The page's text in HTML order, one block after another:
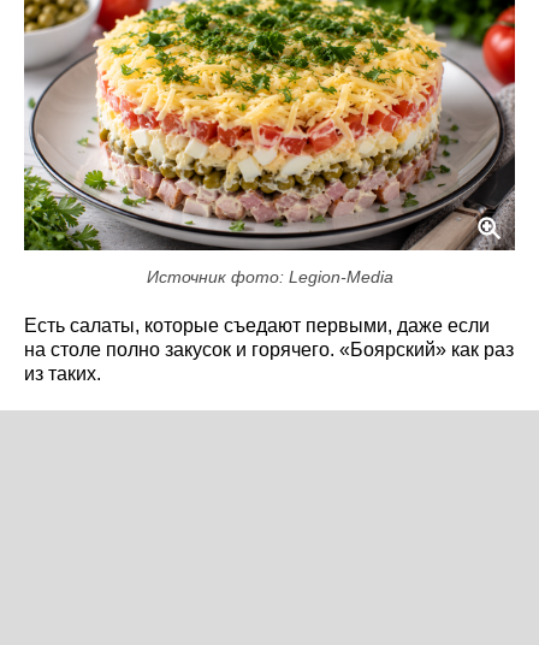
Источник фото: Legion-Media
Есть салаты, которые съедают первыми, даже если
на столе полно закусок и горячего. «Боярский» как раз
из таких.